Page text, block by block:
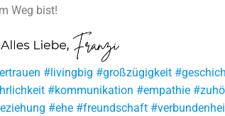
Weg bist!
#livingbig #großzügigkeit
#kommunikation #empathie
#ehe #freundschaft